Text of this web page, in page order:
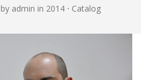
by admin in 2014 ⋅ Catalog